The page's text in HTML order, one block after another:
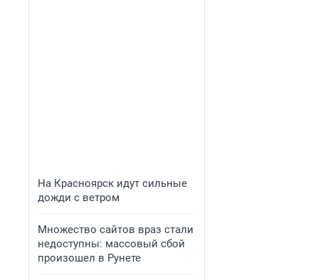
На Красноярск идут сильные
дожди с ветром
Множество сайтов враз стали
недоступны: массовый сбой
произошел в Рунете